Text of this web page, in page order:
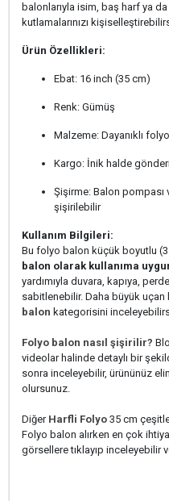
balonlarıyla isim, baş harf ya
kutlamalarınızı
Ürün Özellikleri:
Ebat: 16 inch (35 cm)
Renk: Gümüş
Malzeme: Dayanıklı folyo
Kargo: İnik halde
Şişirme: Balon pompası
şişirilebilir
Kullanım Bilgileri:
Bu folyo balon küçük boyutlu
balon olarak kullanıma
yardımıyla duvara, kapıya,
sabitlenebilir. Daha büyük uçan
balon kategorisini
Folyo balon nasıl şişirilir?
videolar halinde detaylı bir
sonra inceleyebilir, ürününüz
olursunuz.
Diğer Harfli Folyo 35 cm
Folyo balon alırken en çok
görsellere tıklayıp inceleyebilir